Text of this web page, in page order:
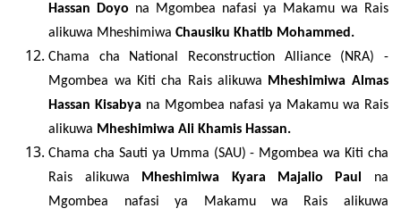
Hassan Doyo na Mgombea nafasi ya Makamu wa Rais
alikuwa MheshimiwaChausiku Khatib Mohammed.
Chama cha National Reconstruction Alliance (NRA) -
Mgombea wa Kiti cha Rais alikuwa Mheshimiwa Almas
Hassan Kisabya na Mgombea nafasi ya Makamu wa Rais
alikuwa Mheshimiwa Ali Khamis Hassan.
Chama cha Sauti ya Umma (SAU) - Mgombea wa Kiti cha
Rais alikuwa
Mheshimiwa Kyara Majalio Paul
na
Mgombea nafasi ya Makamu wa Rais alikuwa